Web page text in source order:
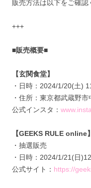
販売方法は以下をご確認
+++
■販売概要■
【玄関食堂】
・日時：2024/1/20(土)
・住所：東京都武蔵野
公式インスタ：
【GEEKS RULE online】
・抽選販売
・日時：2024/1/21(日
公式サイト： https://